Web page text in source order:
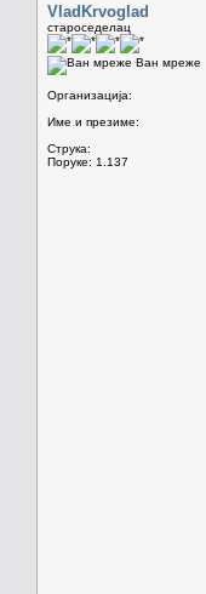
VladKrvoglad
староседелац
Ван мреже
Организација:
Име и презиме:
Струка:
Поруке: 1.137